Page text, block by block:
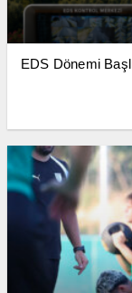
EDS Dönemi